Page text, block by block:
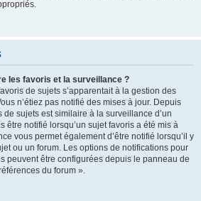
les favoris et la surveillance ?
de sujets s’apparentait à la gestion des
n’étiez pas notifié des mises à jour. Depuis
sujets est similaire à la surveillance d’un
être notifié lorsqu’un sujet favoris a été mis à
vous permet également d’être notifié lorsqu’il y
ou un forum. Les options de notifications pour
peuvent être configurées depuis le panneau de
du forum ».